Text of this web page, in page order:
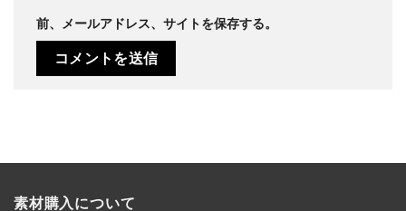
前、メールアドレス、サイトを保存する。
素材購入について